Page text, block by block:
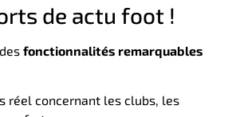
de actu foot !
fonctionnalités remarquables
réel concernant les clubs, les